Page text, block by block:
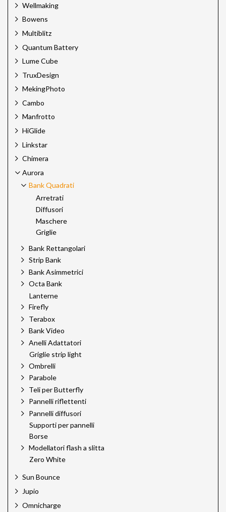
Wellmaking
Bowens
Multiblitz
Quantum Battery
Lume Cube
TruxDesign
MekingPhoto
Cambo
Manfrotto
HiGlide
Linkstar
Chimera
Aurora
Bank Quadrati
Arretrati
Diffusori
Maschere
Griglie
Bank Rettangolari
Strip Bank
Bank Asimmetrici
Octa Bank
Lanterne
Firefly
Terabox
Bank Video
Anelli Adattatori
Griglie strip light
Ombrelli
Parabole
Teli per Butterfly
Pannelli riflettenti
Pannelli diffusori
Supporti per pannelli
Borse
Modellatori flash a slitta
Zero White
Sun Bounce
Jupio
Omnicharge